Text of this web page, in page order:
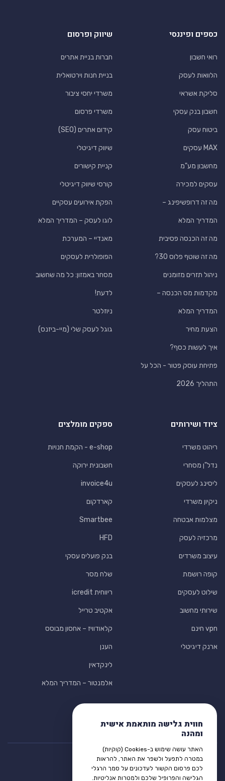
חווית גלישה מותאמת אישית
ומהנה
האתר עושה שימוש ב-Cookies (קוקיות)
במטרה לתפעל ולשפר את האתר, להראות
לכם פרסום הקשור לעדכונים על סמך הרגלי
הגלישה והפרופיל שלכם ולמטרות אנליטיות.
כספים ופיננסי
רואי חשבון
הלוואות לעסק
סליקת אשראי
חשבון בנק עסקי
ביטוח עסק
MAX עסקים
מחשבון מע"מ
עסקים למכירה
מה זה דרופשיפינג –
המדריך המלא
מה זה הכנסה פסיבית
מה זה שוטף פלוס 30?
ניהול תזרים מזומנים
מקדמות מס הכנסה –
המדריך המלא
הצעת מחיר
איך לעשות כסף?
פתיחת עוסק פטור - הכל על
התהליך 2026
שיווק ופרסום
חברות בניית אתרים
בניית חנות וירטואלית
משרדי יחסי ציבור
משרדי פרסום
קידום אתרים (SEO)
שיווק דיגיטלי
קניית קישורים
קורסי שיווק דיגיטלי
הפקת אירועים עסקיים
לוגו לעסק – המדריך המלא
מאנדיי – המערכת
הפופולרית לעסקים
מסחר באמזון: כל מה שחשוב
לדעת!
ניוזלטר
גוגל לעסק שלי (מיי-ביזנס)
ציוד ושירותים
ריהוט משרדי
נדל"ן מסחרי
ליסינג לעסקים
ניקיון משרדי
מצלמות אבטחה
מרכזיה לעסק
עיצוב משרדים
קופה רושמת
שילוט לעסקים
שירותי מחשוב
vpn חינם
ארנק דיגיטלי
ספקים מומלצים
e-shop - הקמת חנויות
חשבונית ירוקה
invoice4u
קארדקום
Smartbee
HFD
בנק פועלים עסקי
שלח מסר
ריווחית icredit
אקטיב טרייל
קלאודוויז – אחסון מבוסס
הענן
לינקדאין
אלמנטור – המדריך המלא